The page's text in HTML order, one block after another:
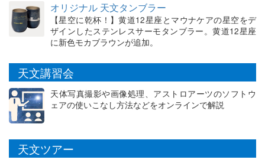
オリジナル 天文タンブラー
【星空に乾杯！】黄道12星座とマウナケアの星空をデ
ザインしたステンレスサーモタンブラー。黄道12星座
に新色モカブラウンが追加。
天文講習会
天体写真撮影や画像処理、アストロアーツのソフトウ
ェアの使いこなし方法などをオンラインで解説
天文ツアー